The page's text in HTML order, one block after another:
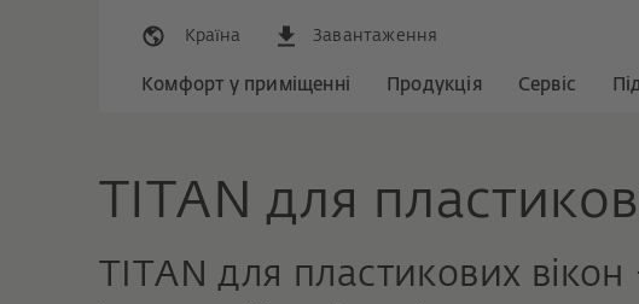
Країна Завантаження
Комфорт у приміщенні Продукція Сервіс
TITAN для
TITAN для пластикових